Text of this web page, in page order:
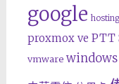
google hosting
proxmox ve PTT
vmware windows